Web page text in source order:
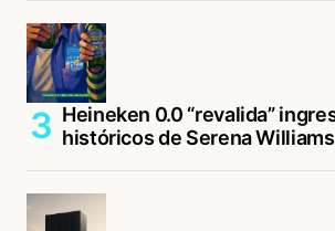
Heineken 0.0 “revalida”
históricos de Serena Williams